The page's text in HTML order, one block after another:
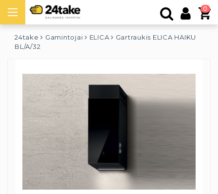
0
24take Gamintojai ELICA
Gartraukis ELICA HAIKU
BL/A/32